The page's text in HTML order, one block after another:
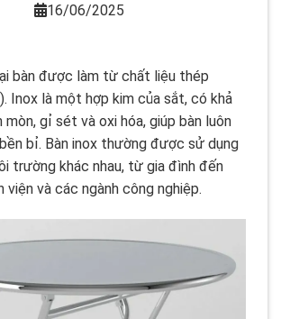
16/06/2025
bàn được làm từ chất liệu thép
Inox là một hợp kim của sắt, có khả
mòn, gỉ sét và oxi hóa, giúp bàn luôn
bỉ. Bàn inox thường được sử dụng
trường khác nhau, từ gia đình đến
viện và các ngành công nghiệp.